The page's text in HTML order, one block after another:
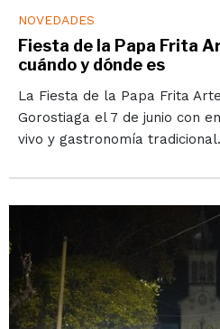
NOVEDADES
Fiesta de la Papa Frita
cuándo y dónde es
La Fiesta de la Papa Frita
Gorostiaga el 7 de junio con
vivo y gastronomía tradicional.